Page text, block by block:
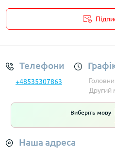
Телефони
+48535307863
Другий
Виберіть мову
Наша адреса